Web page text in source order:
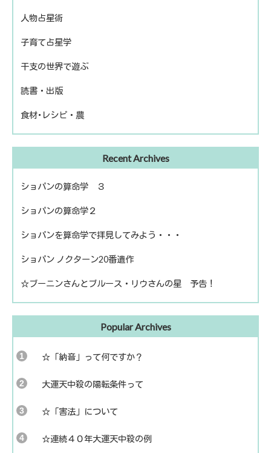
ピアノ再開
人物占星術
歴史上の人物
話題の人物
子育て占星学
干支の世界で遊ぶ
きのえねファイル
運命を左右する星について
読書・出版
冬のソナタ
食材･レシピ・農
Recent Archives
ショパンの算命学 ３
ショパンの算命学２
ショパンを算命学で拝見してみよう・・・
ショパン ノクターン20番遺作
☆ブーニンさんとブルース・リウさんの星 予告！
Popular Archives
☆「納音」って何ですか？
大運天中殺の陽転条件って
☆「害法」について
☆連続４０年大運天中殺の例